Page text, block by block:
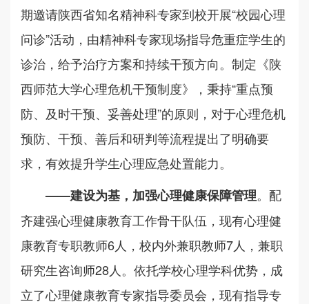
期邀请陕西省知名精神科专家到校开展“校园心理
问诊”活动，由精神科专家现场指导危重症学生的
诊治，给予治疗方案和持续干预方向。制定《陕
西师范大学心理危机干预制度》，秉持“重点预
防、及时干预、妥善处理”的原则，对于心理危机
预防、干预、善后和研判等流程提出了明确要
求，有效提升学生心理应急处置能力。
——建设为基， 加强心理健康保障管理。配
齐建强心理健康教育工作骨干队伍，现有心理健
康教育专职教师6人，校内外兼职教师7人，兼职
研究生咨询师28人。依托学校心理学科优势，成
立了心理健康教育专家指导委员会，现有指导专